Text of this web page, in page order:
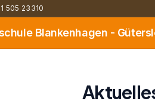
505 23310
Blankenhagen -